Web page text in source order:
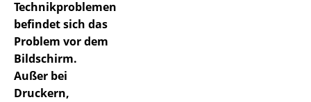
Technikproblemen
befindet sich das
Problem vor dem
Bildschirm.
Außer bei
Druckern,